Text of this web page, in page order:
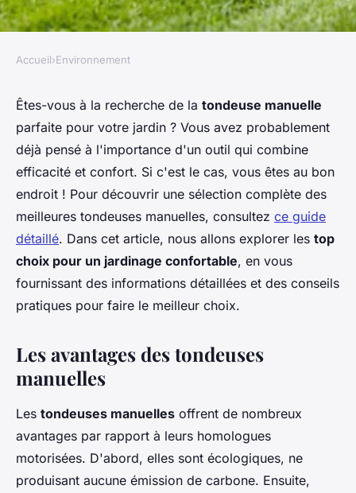
Tondeuses manuelles efficaces
: top choix pour un jardinage
confortable
Louis•5 février 2025•6 min de lecture
Accueil›Environnement
Êtes-vous à la recherche de la tondeuse manuelle
parfaite pour votre jardin ? Vous avez probablement
déjà pensé à l'importance d'un outil qui combine
efficacité et confort. Si c'est le cas, vous êtes au bon
endroit ! Pour découvrir une sélection complète des
meilleures tondeuses manuelles, consultez ce guide
détaillé. Dans cet article, nous allons explorer les top
choix pour un jardinage confortable, en vous
fournissant des informations détaillées et des conseils
pratiques pour faire le meilleur choix.
Les avantages des tondeuses
manuelles
Les tondeuses manuelles offrent de nombreux
avantages par rapport à leurs homologues
motorisées. D'abord, elles sont écologiques, ne
produisant aucune émission de carbone. Ensuite,